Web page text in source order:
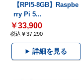
【RPI5-8GB】Raspbe
rry Pi 5...
￥33,900
税込￥37,290
詳細を見る